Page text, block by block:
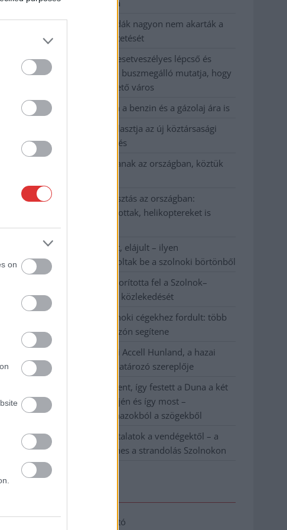
on
kevesebbet vittek haza
A Szolnok megyei gazdák nagyon nem akarták a
JÉGER további üzemeltetését
Csendélet 5.0: alig balesetveszélyes lépcső és
remek állapotban levő buszmegálló mutatja, hogy
Szolnok mennyire élhető város
Pénteken újra csökken a benzin és a gázolaj ára is
Napokon belül megválasztja az új köztársasági
elnököt az Országgyűlés
Kiterjedt tüzek pusztítanak az országban, köztük
Harmadfokú hőségriasztás az országban:
Szolnokon klímát javítottak, helikoptereket is
bevetettek a tüzeknél
A zárkában rosszul lett, elájult – ilyen
körülményekről számoltak be a szolnoki börtönből
Váratlan fennakadás borította fel a Szolnok–
Kecskemét vasútvonal közlekedését
A polgármester a szolnoki cégekhez fordult: több
száz elbocsátott dolgozón segítene
Csődbe ment a tószegi Accell Hunland, a hazai
kerékpárgyártás meghatározó szereplője
Egyszer fent, egyszer lent, így festett a Duna a két
évvel ezelőtti árvíz idején és így most –
fotógyűjtemény ugyanazokból a szögekből
Ilyenek eddig a tapasztalatok a vendégektől – a
hőhullám miatt ingyenes a strandolás Szolnokon
Adatkezelési tájékoztató